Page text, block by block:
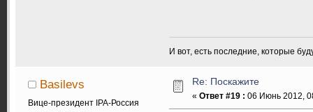
И вот, есть последние, которые
Basilevs
Вице-президент IPA-Россия
Re: Поскажите
« Ответ #19 : 06 Июнь 2012,